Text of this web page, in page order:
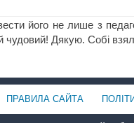
його не лише з
чудовий! Дякую. Собі
ПРАВИЛА САЙТА